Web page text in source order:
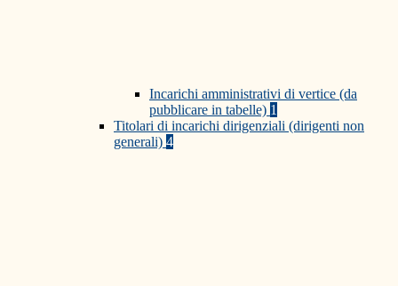
Incarichi amministrativi di vertice (da
pubblicare in tabelle) 1
Titolari di incarichi dirigenziali (dirigenti non
generali) 4